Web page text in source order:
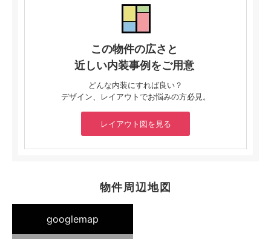
この物件の広さと
近しい内装事例をご用意
どんな内装にすれば良い？
デザイン、レイアウトでお悩みの方必見。
レイアウト図を見る
物件周辺地図
googlemap